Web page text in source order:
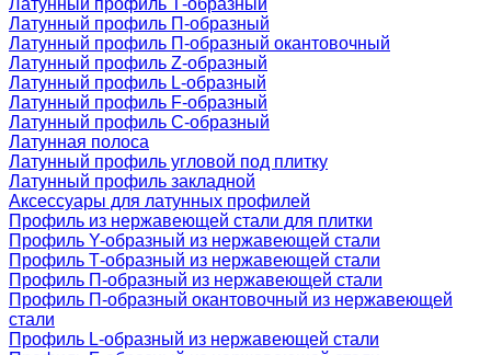
Латунный профиль Т-образный
Латунный профиль П-образный
Латунный профиль П-образный окантовочный
Латунный профиль Z-образный
Латунный профиль L-образный
Латунный профиль F-образный
Латунный профиль C-образный
Латунная полоса
Латунный профиль угловой под плитку
Латунный профиль закладной
Аксессуары для латунных профилей
Профиль из нержавеющей стали для плитки
Профиль Y-образный из нержавеющей стали
Профиль Т-образный из нержавеющей стали
Профиль П-образный из нержавеющей стали
Профиль П-образный окантовочный из нержавеющей
стали
Профиль L-образный из нержавеющей стали